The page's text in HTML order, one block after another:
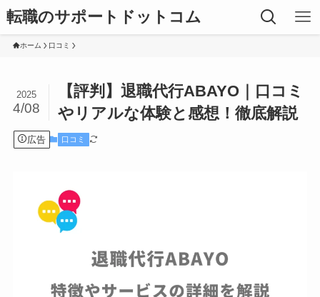
転職のサポートドットコム
ホーム 口コミ
【評判】退職代行ABAYO｜口コミ
やリアルな体験と感想！徹底解説
2025
4/08
広告 口コミ